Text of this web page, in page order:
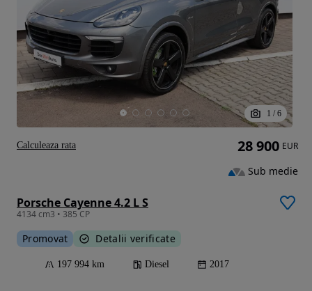
1 / 6
Porsche Cayenne 4.2 L S
4134 cm3 • 385 CP
Promovat Detalii verificate
197 994 km Diesel 2017
28 900 EUR
Sub medie
Calculeaza rata